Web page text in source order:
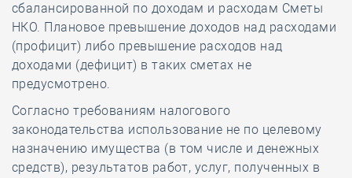
сбалансированной по доходам и расходам Сметы
НКО. Плановое превышение доходов над расходами
(профицит) либо превышение расходов над
доходами (дефицит) в таких сметах не
предусмотрено.
Согласно требованиям налогового
законодательства использование не по целевому
назначению имущества (в том числе и денежных
средств), результатов работ, услуг, полученных в